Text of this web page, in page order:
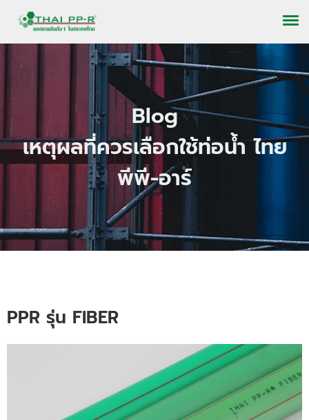
Blog
เหตุผลที่ควรเลือกใช้ท่อน้ำ ไทย
พีพี-อาร์
PPR รุ่น FIBER